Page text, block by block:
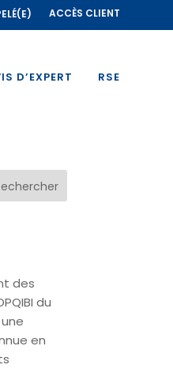
ACCÈS CLIENT
D’EXPERT RSE
des
du
en